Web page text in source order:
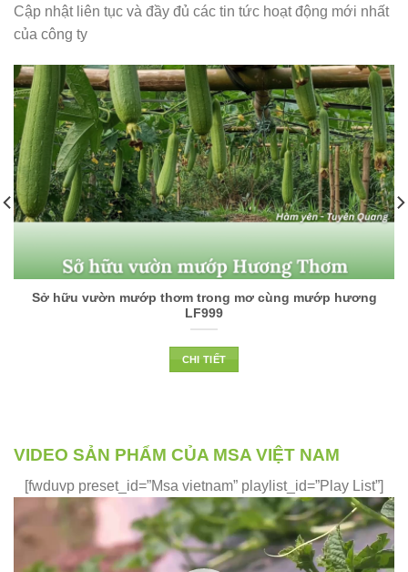
của công ty
Sở hữu vườn mướp thơm trong mơ cùng mướp hương
[fwduvp preset_id=”Msa vietnam” playlist_id=”Play List”]
Trình
chơi
Video